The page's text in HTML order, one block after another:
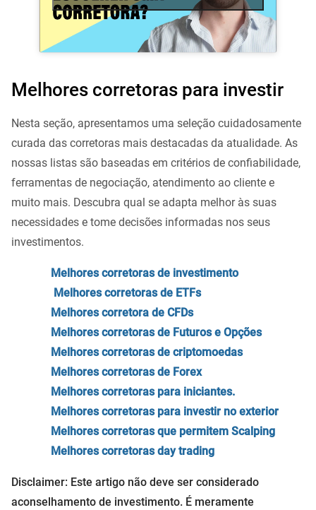
Melhores corretoras para investir
Nesta seção, apresentamos uma seleção cuidadosamente
curada das corretoras mais destacadas da atualidade. As
nossas listas são baseadas em critérios de confiabilidade,
ferramentas de negociação, atendimento ao cliente e
muito mais. Descubra qual se adapta melhor às suas
necessidades e tome decisões informadas nos seus
investimentos.
Melhores corretoras de investimento
Melhores corretoras de ETFs
Melhores corretora de CFDs
Melhores corretoras de Futuros e Opções
Melhores corretoras de criptomoedas
Melhores corretoras de Forex
Melhores corretoras para iniciantes.
Melhores corretoras para investir no exterior
Melhores corretoras que permitem Scalping
Melhores corretoras day trading
Disclaimer: Este artigo não deve ser considerado
aconselhamento de investimento. É meramente